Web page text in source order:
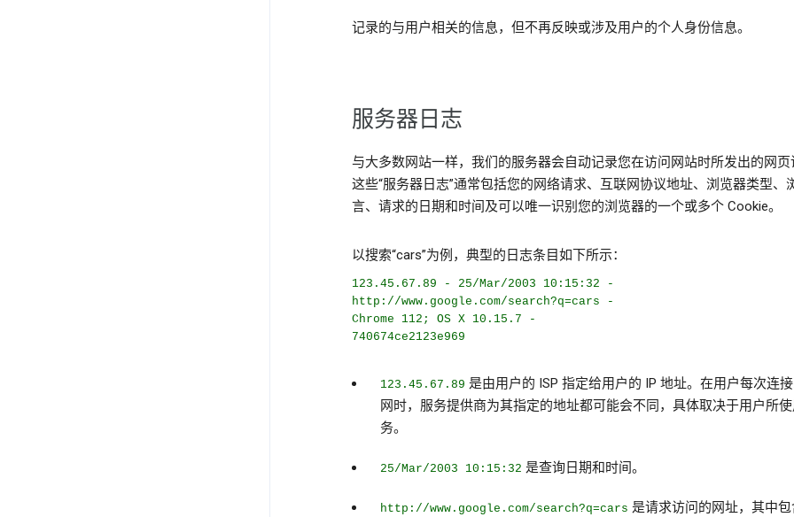
记录的与用户相关的信息，但不再反映或涉及用户的个人身份信息。
服务器日志
与大多数网站一样，我们的服务器会自动记录您在访问网站时所发出的网页
这些“服务器日志”通常包括您的网络请求、互联网协议地址、浏览器类型、
言、请求的日期和时间及可以唯一识别您的浏览器的一个或多个 Cookie。
以搜索“cars”为例，典型的日志条目如下所示：
123.45.67.89 - 25/Mar/2003 10:15:32 -
http://www.google.com/search?q=cars -
Chrome 112; OS X 10.15.7 -
740674ce2123e969
123.45.67.89 是由用户的 ISP 指定给用户的 IP 地址。在用户每次连
网时，服务提供商为其指定的地址都可能会不同，具体取决于用户所
务。
25/Mar/2003 10:15:32 是查询日期和时间。
http://www.google.com/search?q=cars 是请求访问的网址，其中包